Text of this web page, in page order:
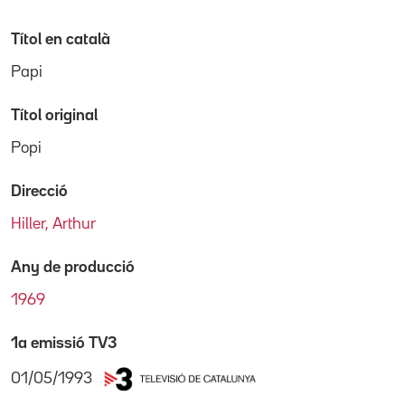
Títol en català
Papi
Títol original
Popi
Direcció
Hiller, Arthur
Any de producció
1969
1a emissió TV3
01/05/1993